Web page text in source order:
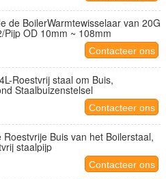
de BoilerWarmtewisselaar van 20G
Pijp OD 10mm ~ 108mm
Contacteer ons
Roestvrij staal om Buis,
Staalbuizenstelsel
Contacteer ons
Buis van het Boilerstaal,
staalpijp
Contacteer ons